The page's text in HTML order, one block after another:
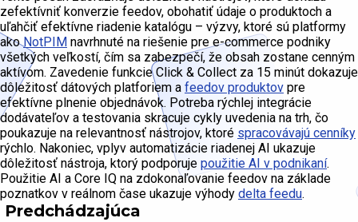
zefektívniť konverzie feedov, obohatiť údaje o produktoch a
uľahčiť efektívne riadenie katalógu – výzvy, ktoré sú platformy
akoNotPIM navrhnuté na riešenie pre e-commerce podniky
všetkých veľkostí, čím sa zabezpečí, že obsah zostane cenným
aktívom. Zavedenie funkcie Click & Collect za 15 minút dokazuje
dôležitosť dátových platforiem a feedov produktov pre
efektívne plnenie objednávok. Potreba rýchlej integrácie
dodávateľov a testovania skracuje cykly uvedenia na trh, čo
poukazuje na relevantnosť nástrojov, ktoré spracovávajú cenníky
rýchlo. Nakoniec, vplyv automatizácie riadenej AI ukazuje
dôležitosť nástroja, ktorý podporuje použitie AI v podnikaní.
Použitie AI a Core IQ na zdokonaľovanie feedov na základe
poznatkov v reálnom čase ukazuje výhody delta feedu.
Predchádzajúca